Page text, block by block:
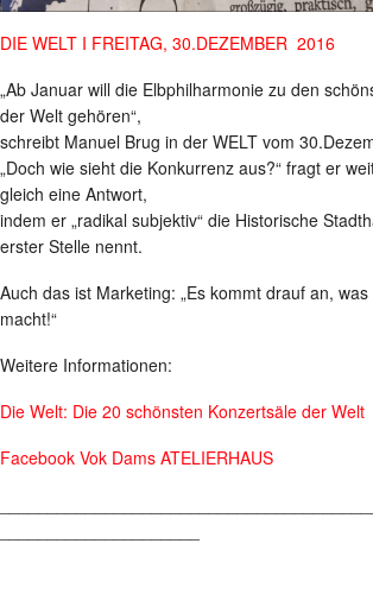
DIE WELT I FREITAG, 30.DEZEMBER 2016
„Ab Januar will die Elbphilharmonie zu den
der Welt gehören“,
schreibt Manuel Brug in der WELT vom
„Doch wie sieht die Konkurrenz aus?“ fragt er
gleich eine Antwort,
indem er „radikal subjektiv“ die Historische
erster Stelle nennt.
Auch das ist Marketing: „Es kommt drauf an,
macht!“
Weitere Informationen:
Die Welt: Die 20 schönsten Konzertsäle der Welt
Facebook Vok Dams ATELIERHAUS